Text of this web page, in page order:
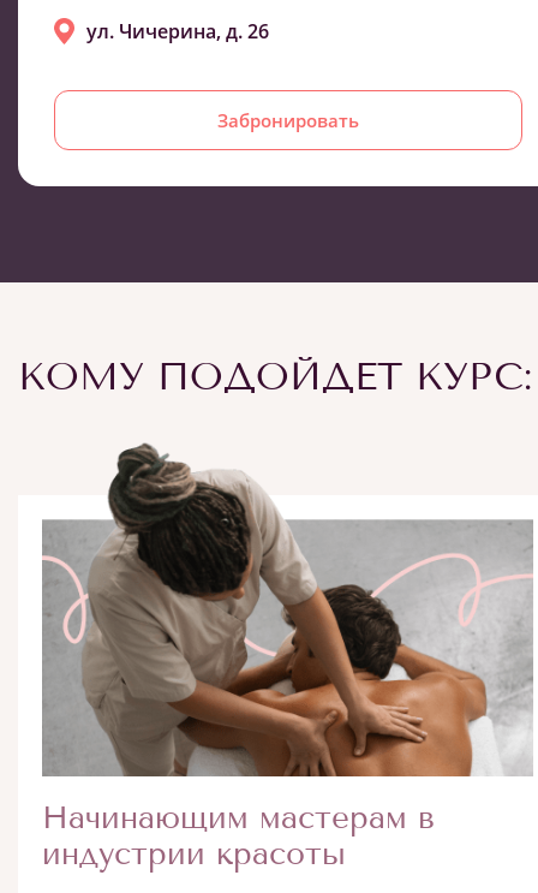
Забронировать
ул. Чичерина, д. 26
КОМУ ПОДОЙДЕТ КУРС:
Начинающим мастерам в
индустрии красоты